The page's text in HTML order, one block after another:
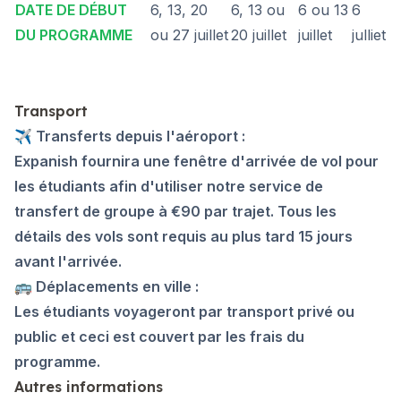
DATE DE DÉBUT
DU PROGRAMME
6, 13, 20
ou 27 juillet
6, 13 ou
20 juillet
6 ou 13
juillet
6
julliet
Transport
✈️ Transferts depuis l'aéroport :
Expanish fournira une fenêtre d'arrivée de vol pour
les étudiants afin d'utiliser notre service de
transfert de groupe à €90 par trajet. Tous les
détails des vols sont requis au plus tard 15 jours
avant l'arrivée.
🚌 Déplacements en ville :
Les étudiants voyageront par transport privé ou
public et ceci est couvert par les frais du
programme.
Autres informations